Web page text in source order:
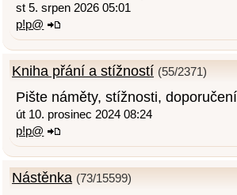
st 5. srpen 2026 05:01
p!p@
Kniha přání a stížností (55/2371)
Pište náměty, stížnosti, doporučení
út 10. prosinec 2024 08:24
p!p@
Nástěnka (73/15599)